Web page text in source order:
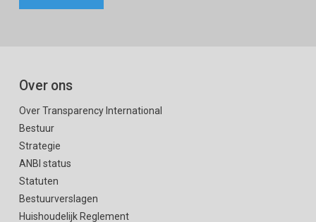
Over ons
Over Transparency International
Bestuur
Strategie
ANBI status
Statuten
Bestuurverslagen
Huishoudelijk Reglement